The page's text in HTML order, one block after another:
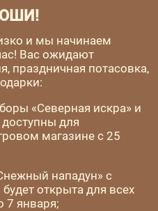
и мы начинаем
Вас ожидают
праздничная потасовка,
«Северная искра» и
доступны для
магазине с 25
нападун» с
открыта для всех
7 января;